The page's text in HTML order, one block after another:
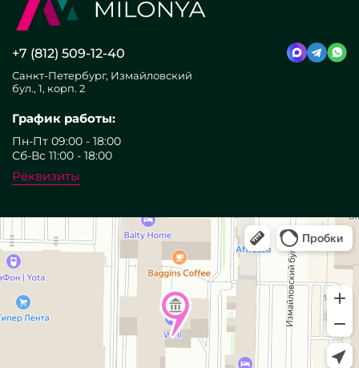
+7 (812) 509-12-40
Санкт-Петербург, Измайловский
бул., 1, корп. 2
График работы:
Пн-Пт 09:00 - 18:00
Сб-Вс 11:00 - 18:00
Реквизиты